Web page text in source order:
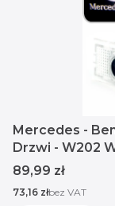
Mercedes -
Drzwi -
Cena
89,99 zł
Cena
73,16 złbez VAT